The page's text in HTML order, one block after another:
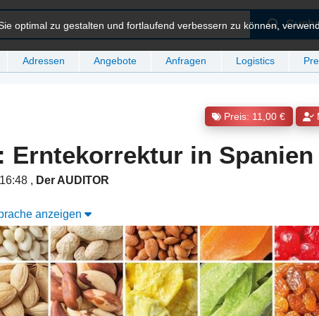
Adressen Angebote Anfragen Logistics
optimal zu gestalten und fortlaufend verbessern zu können,
Preis: 11,00 €
Erntekorrektur in Spanien
, Der AUDITOR
anzeigen